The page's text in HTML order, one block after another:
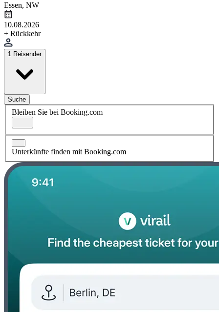
Essen, NW
10.08.2026
+ Rückkehr
1 Reisender
Suche
Bleiben Sie bei Booking.com
Unterkünfte finden mit Booking.com